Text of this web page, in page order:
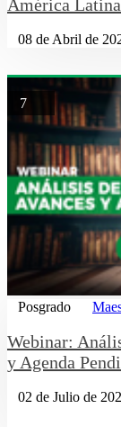
América Latina
08 de Abril de
7
Posgrado
Webinar:
y Agenda
02 de Julio de